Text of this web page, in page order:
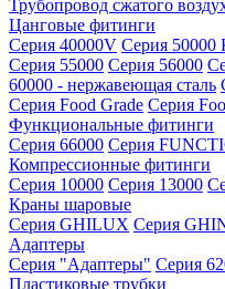
Трубопровод сжатого
Цанговые фитинги
Серия 40000V Серия 50000
Серия 55000 Серия 56000
60000 - нержавеющая сталь
Серия Food Grade Серия
Функциональные фитинги
Серия 66000 Серия
Компрессионные фитинги
Серия 10000 Серия 13000
Краны шаровые
Серия GHILUX Серия
Адаптеры
Серия "Адаптеры" Серия
Пластиковые трубки